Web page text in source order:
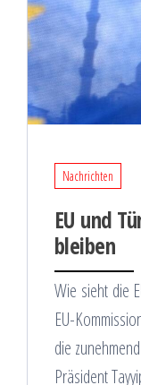
Nachrichten
EU und
bleiben
Wie sieht die
EU-
die
Präsident